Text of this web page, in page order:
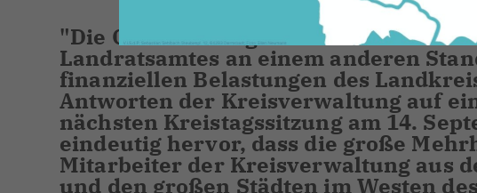
"Die CDU-Kreistagsfraktion
Landratsamtes an einem anderen
finanziellen Belastungen des
Antworten der Kreisverwaltung auf
nächsten Kreistagssitzung am 14.
eindeutig hervor, dass die große
Mitarbeiter der Kreisverwaltung aus
und den großen Städten im Westen